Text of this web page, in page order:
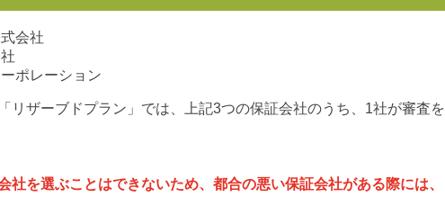
会社
ポレーション
リザーブドプラン」では、上記3つの保証会社のうち、1社が審査を
社を選ぶことはできないため、都合の悪い保証会社がある際には、